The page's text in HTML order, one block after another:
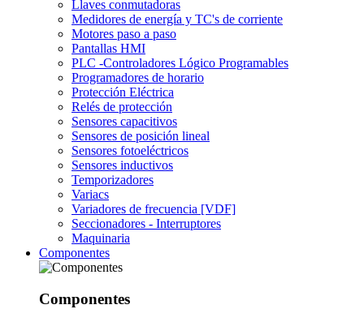
Llaves conmutadoras
Medidores de energía y TC's de corriente
Motores paso a paso
Pantallas HMI
PLC -Controladores Lógico Programables
Programadores de horario
Protección Eléctrica
Relés de protección
Sensores capacitivos
Sensores de posición lineal
Sensores fotoeléctricos
Sensores inductivos
Temporizadores
Variacs
Variadores de frecuencia [VDF]
Seccionadores - Interruptores
Maquinaria
Componentes
Componentes